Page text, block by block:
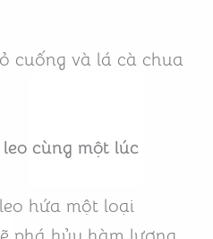
cuống và lá cà chua
cùng một lúc
hứa một loại